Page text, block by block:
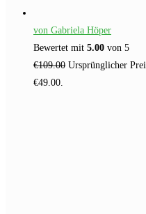
von Gabriela Höper
Bewertet mit 5.00 von 5
€109.00 Ursprünglicher
€49.00.